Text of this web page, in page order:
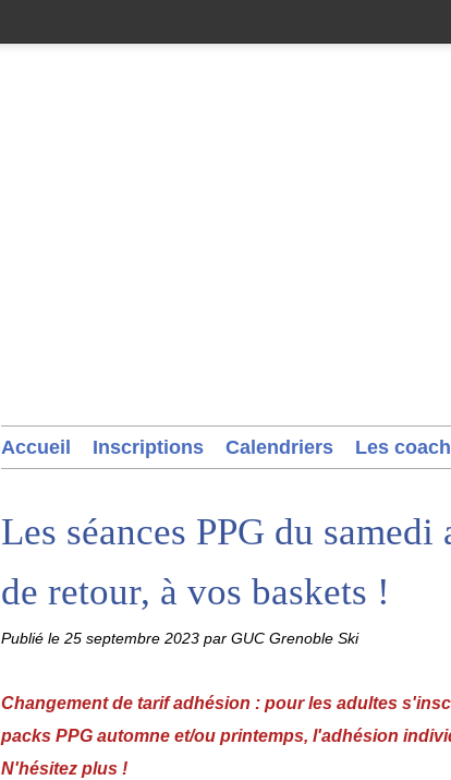
Accueil Inscriptions Calendriers Les
Les séances PPG du
de retour, à vos baskets !
Publié le 25 septembre 2023 par GUC Grenoble Ski
Changement de tarif adhésion : pour les adultes
packs PPG automne et/ou printemps, l'adhésion
N'hésitez plus !